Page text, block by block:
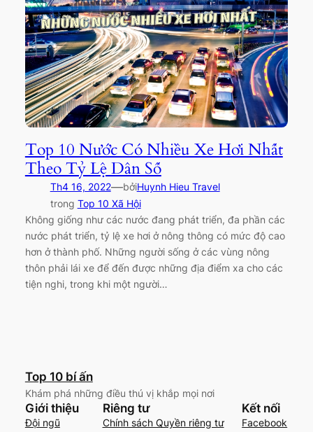
Top 10 Nước Có Nhiều Xe Hơi Nhất
Theo Tỷ Lệ Dân Số
Th4 16, 2022—bởiHuynh Hieu Travel
trong Top 10 Xã Hội
Không giống như các nước đang phát triển, đa phần các
nước phát triển, tỷ lệ xe hơi ở nông thông có mức độ cao
hơn ở thành phố. Những người sống ở các vùng nông
thôn phải lái xe để đến được những địa điểm xa cho các
tiện nghi, trong khi một người…
Top 10 bí ấn
Khám phá những điều thú vị khắp mọi nơi
Giới thiệu
Đội ngũ
Riêng tư
Chính sách Quyền riêng tư
Kết nối
Facebook